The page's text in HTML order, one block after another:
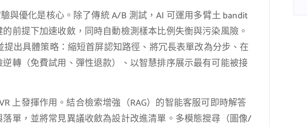
與優化是核心。除了傳統 A/B 測試，AI 可運用多臂土 bandit
前提下加速收斂，同時自動檢測樣本比例失衡與污染風險。
出具體策略：縮短首屏認知路徑、將冗長表單改為分步、在
轉（免費試用、彈性退款）、以智慧排序展示最有可能被接
上發揮作用。結合檢索增強（RAG）的智能客服可即時解答
單，並將常見異議收斂為設計改進清單。多模態搜尋（圖像/